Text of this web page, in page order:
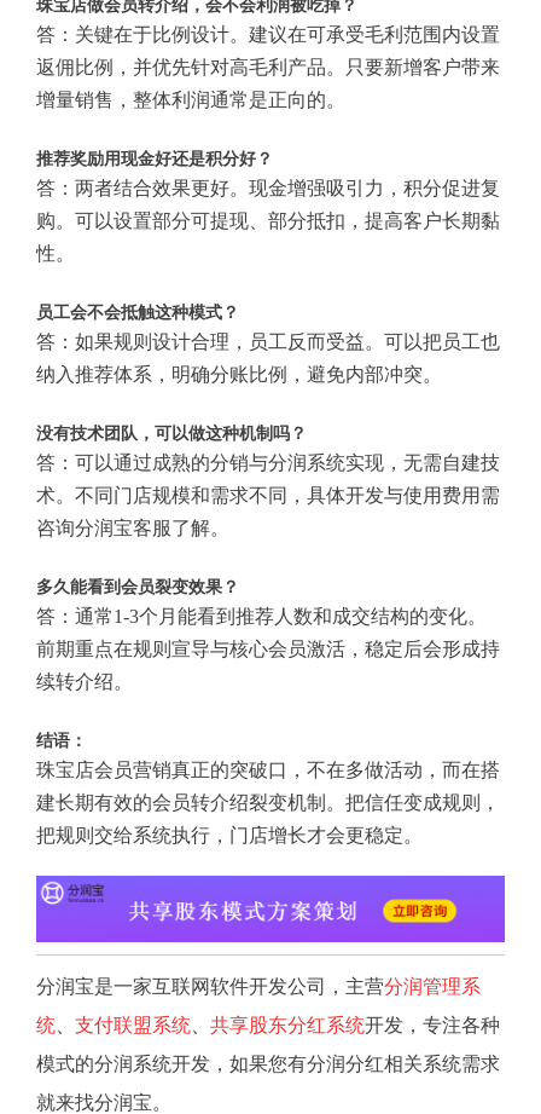
珠宝店做会员转介绍，会不会利润被吃掉？
答：关键在于比例设计。建议在可承受毛利范围内设置
返佣比例，并优先针对高毛利产品。只要新增客户带来
增量销售，整体利润通常是正向的。
推荐奖励用现金好还是积分好？
答：两者结合效果更好。现金增强吸引力，积分促进复
购。可以设置部分可提现、部分抵扣，提高客户长期黏
性。
员工会不会抵触这种模式？
答：如果规则设计合理，员工反而受益。可以把员工也
纳入推荐体系，明确分账比例，避免内部冲突。
没有技术团队，可以做这种机制吗？
答：可以通过成熟的分销与分润系统实现，无需自建技
术。不同门店规模和需求不同，具体开发与使用费用需
咨询分润宝客服了解。
多久能看到会员裂变效果？
答：通常1-3个月能看到推荐人数和成交结构的变化。
前期重点在规则宣导与核心会员激活，稳定后会形成持
续转介绍。
结语：
珠宝店会员营销真正的突破口，不在多做活动，而在搭
建长期有效的会员转介绍裂变机制。把信任变成规则，
把规则交给系统执行，门店增长才会更稳定。
分润宝是一家互联网软件开发公司，主营分润管理系
统
支付联盟系统 共享股东分红系统开发，专注各种
模式的分润系统开发，如果您有分润分红相关系统需求
就来找分润宝。